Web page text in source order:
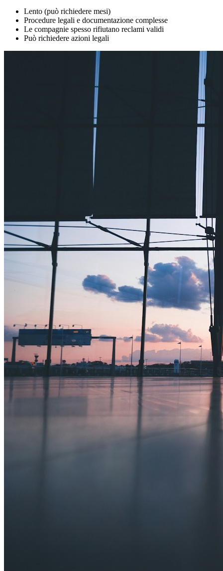
Lento (può richiedere mesi)
Procedure legali e documentazione complesse
Le compagnie spesso rifiutano reclami validi
Può richiedere azioni legali